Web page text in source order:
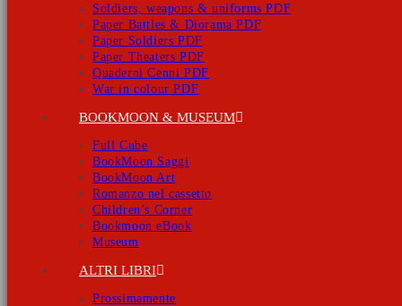
Soldiers, weapons & uniforms PDF
Paper Battles & Diorama PDF
Paper Soldiers PDF
Paper Theaters PDF
Quaderni Cenni PDF
War in colour PDF
BOOKMOON & MUSEUM
Full Cube
BookMoon Saggi
BookMoon Art
Romanzo nel cassetto
Children’s Corner
Bookmoon eBook
Museum
ALTRI LIBRI
Prossimamente